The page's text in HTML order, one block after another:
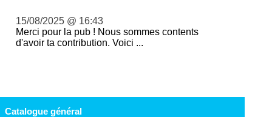
15/08/2025 @ 16:43
Merci pour la pub ! Nous sommes contents
d'avoir ta contribution. Voici ...
Catalogue général